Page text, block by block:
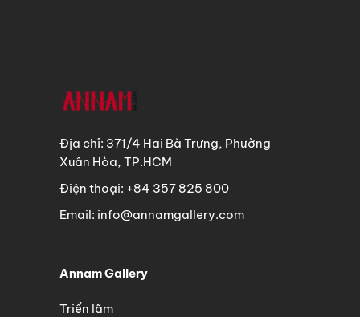
Địa chỉ: 371/4 Hai Bà Trưng, Phường
Xuân Hòa, TP.HCM
Điện thoại: +84 357 825 800
Email: info@annamgallery.com
Annam Gallery
Triển lãm